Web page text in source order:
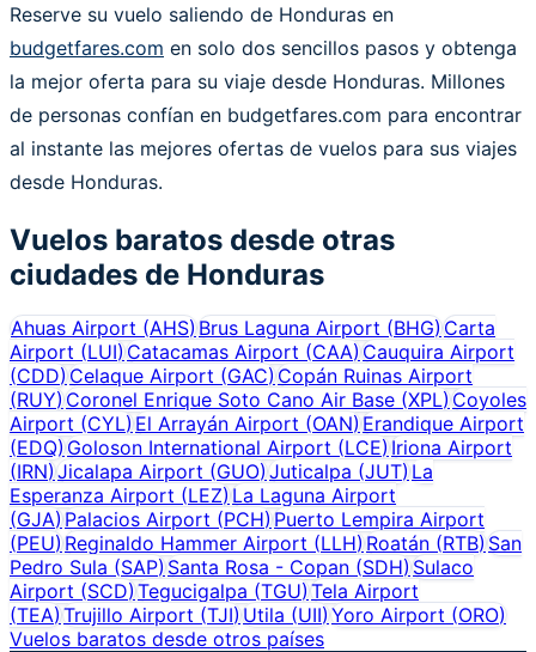
Reserve su vuelo saliendo de Honduras en
budgetfares.com en solo dos sencillos pasos y obtenga
la mejor oferta para su viaje desde Honduras. Millones
de personas confían en budgetfares.com para encontrar
al instante las mejores ofertas de vuelos para sus viajes
desde Honduras.
Vuelos baratos desde otras
ciudades de Honduras
Ahuas Airport (AHS)Brus Laguna Airport (BHG)Carta
Airport (LUI)Catacamas Airport (CAA) Cauquira Airport
(CDD)Celaque Airport (GAC) Copán Ruinas Airport
(RUY)Coronel Enrique Soto Cano Air Base (XPL) Coyoles
Airport (CYL)El Arrayán Airport (OAN) Erandique Airport
(EDQ)Goloson International Airport (LCE) Iriona Airport
(IRN)Jicalapa Airport (GUO) Juticalpa (JUT) La
Esperanza Airport (LEZ)La Laguna Airport
(GJA)Palacios Airport (PCH) Puerto Lempira Airport
(PEU)Reginaldo Hammer Airport (LLH) Roatán (RTB) San
Pedro Sula (SAP)Santa Rosa - Copan (SDH) Sulaco
Airport (SCD)Tegucigalpa (TGU) Tela Airport
(TEA)Trujillo Airport (TJI) Utila (UII) Yoro Airport (ORO)
Vuelos baratos desde otros países